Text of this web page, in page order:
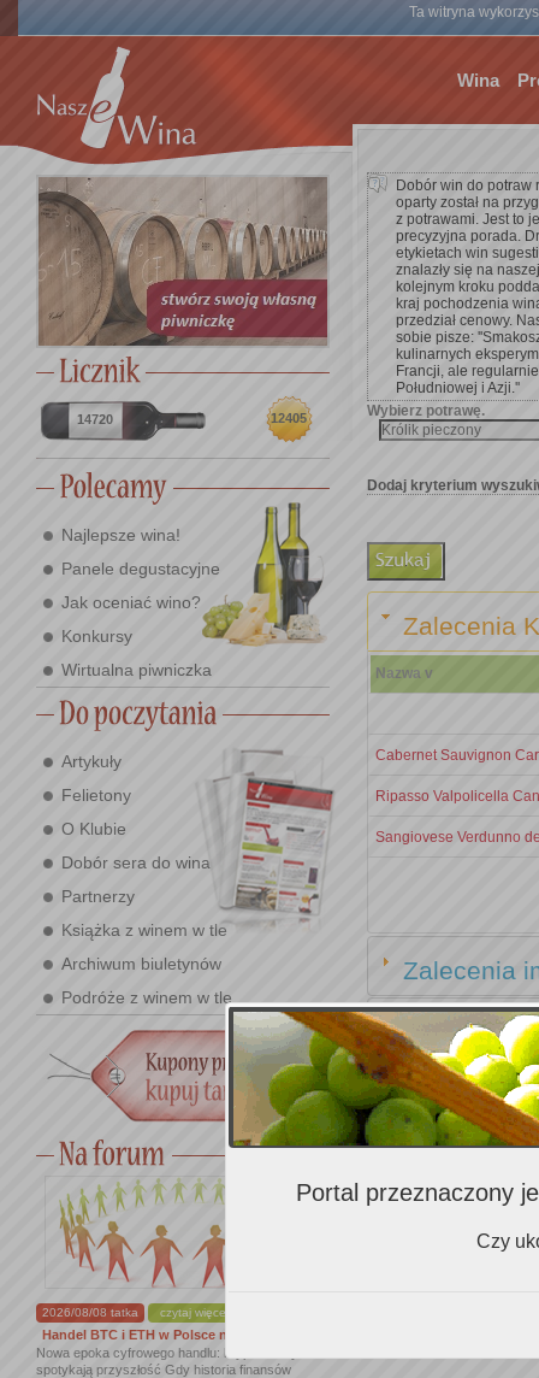
Ta witryna
Wina
14720 12405
Najlepsze wina!
Panele degustacyjne
Jak oceniać wino?
Konkursy
Wirtualna piwniczka
Artykuły
Felietony
O Klubie
Dobór sera do wina
Partnerzy
Książka z winem w tle
Archiwum biuletynów
Podróże z winem w tle
2026/08/08 tatka czytaj więcej...
Handel BTC i ETH w Polsce na nowym ...
Nowa epoka cyfrowego handlu: kryptowaluty
spotykają przyszłość Gdy historia finansów
Dobór win do potraw
oparty został na
z potrawami. Jest to
precyzyjna porada.
etykietach win
znalazły się na
kolejnym kroku
kraj pochodzenia
przedział cenowy.
sobie pisze:
kulinarnych
Francji, ale
Południowej i Azji.''
Wybierz potrawę.
Dodaj kryterium
Zalecenia
Nazwa v
Cabernet Sauvignon
Ripasso Valpolicella
Sangiovese Verdunno
Zalecenia
Zalecenia
Portal przeznaczony
Czy